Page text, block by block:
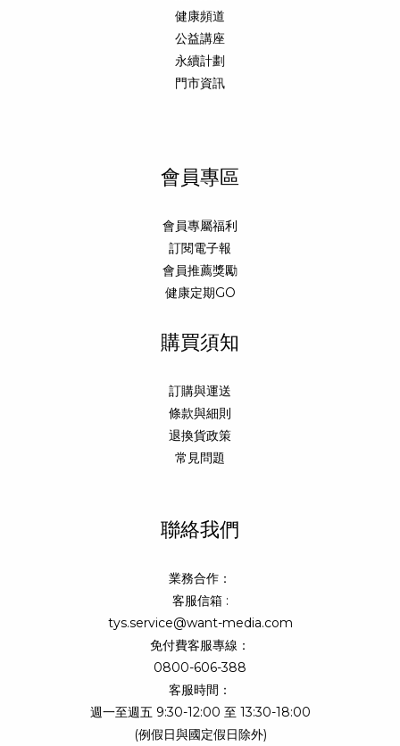
健康頻道
公益講座
永續計劃
門市資訊
會員專區
會員專屬福利
訂閱電子報
會員推薦獎勵
健康定期GO
購買須知
訂購與運送
條款與細則
退換貨政策
常見問題
聯絡我們
業務合作：
客服信箱 :
tys.service@want-media.com
免付費客服專線：
0800-606-388
客服時間：
週一至週五 9:30-12:00 至 13:30-18:00
(例假日與國定假日除外)